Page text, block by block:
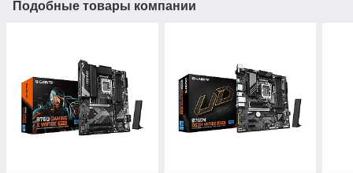
Подобные товары компании